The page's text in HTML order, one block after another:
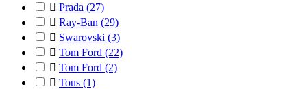
 Prada (27)
 Ray-Ban (29)
 Swarovski (3)
 Tom Ford (22)
 Tom Ford (2)
 Tous (1)